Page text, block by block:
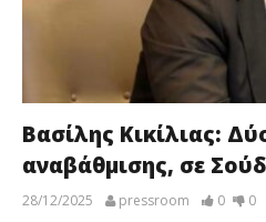
Βασίλης Κικίλιας:
αναβάθμισης, σε
28/12/2025 pressroom 0 0